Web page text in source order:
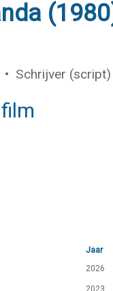
Schrijver
Jaar
2026
2023